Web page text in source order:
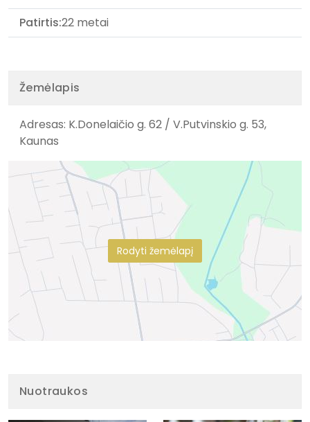
Patirtis:22 metai
Žemėlapis
Adresas: K.Donelaičio g. 62 / V.Putvinskio g. 53,
Kaunas
Rodyti žemėlapį
Nuotraukos